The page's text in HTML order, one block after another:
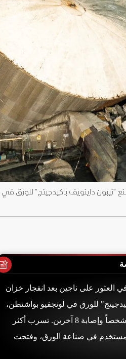
"نيبون داينويف باكيدجينج" للورق
العثور على ناجين بعد انفجار خزان
للورق في لونجفيو بواشنطن،
الثلاثاء 26 مايو 2026، ما أسفر عن وفاة 11 شخصاً وإصابة 8 آخرين. تسرب أكثر
المستخدم في صناعة الورق، وفتحت